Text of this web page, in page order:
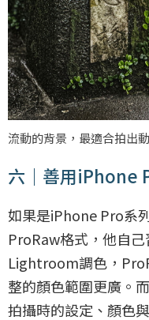
流動的背景，最適合拍出
六｜善用iPhone
如果是iPhone Pro系
ProRaw格式，他自
Lightroom調色，
整的顏色範圍更廣。
拍攝時的設定、顏色